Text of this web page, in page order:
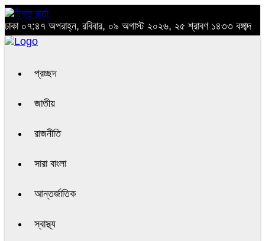
ঢাকা ০৭:৪৭ অপরাহ্ন, রবিবার, ০৯ অগাস্ট ২০২৬, ২৫ শ্রাবণ ১৪৩৩ বঙ্গাব্দ
প্রচ্ছদ
জাতীয়
রাজনীতি
সারা বাংলা
আন্তর্জাতিক
স্বাস্থ্য